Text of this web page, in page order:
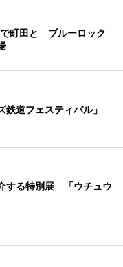
町田と ブルーロック
鉄道フェスティバル」
する特別展 「ウチュウ